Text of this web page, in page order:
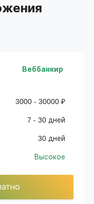
Веббанкир
3000 - 30000 ₽
7 - 30 дней
30 дней
Высокое